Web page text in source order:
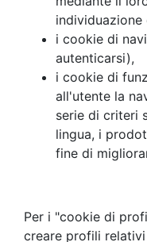
individuazione
i cookie di
autenticarsi),
i cookie di
all'utente la
serie di criteri
lingua, i
fine di
Per i "cookie di
creare profili